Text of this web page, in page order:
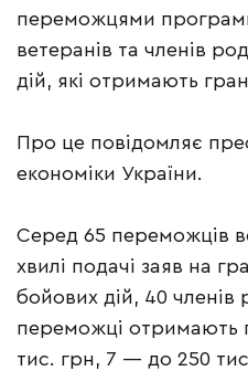
переможцями
ветеранів та членів
дій, які отримають
Про це повідомляє
економіки України.
Серед 65 переможців
хвилі подачі заяв на
бойових дій, 40 членів
переможці отримають
тис. грн, 7 — до 250